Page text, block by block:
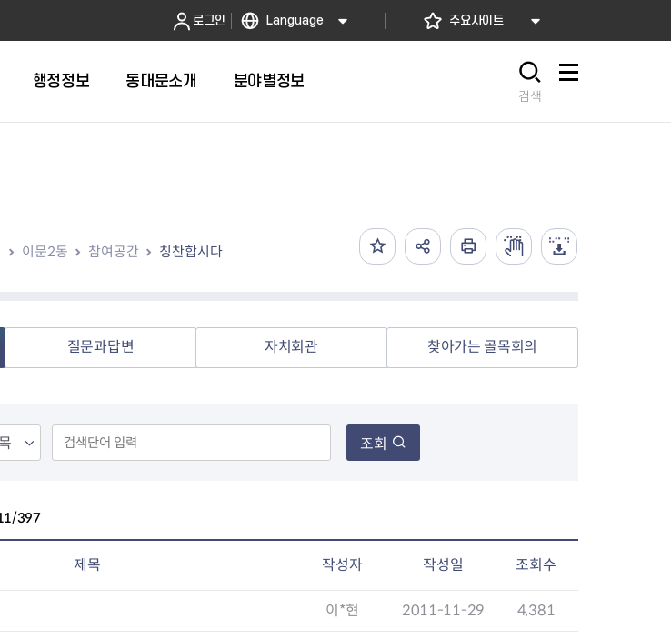
로그인 Language 주요사이트
폐기물신청
행정체험단 신청
민원통합상담창구
공유공간 대관 시설 안내
나눔의 장터마당
행정정보
정보 사전공표
문서 공개
무추진비 공개
집행내역 공개
재산 정보
운영 핵심지표
데이터개방
계약현황
행정규제개혁
행정처분
법률상담
동대문소개
안내
위원회
제기동
전농2동
휘경2동
공공기관
분야별정보
청년창업센터
링크
년정책 문자알림서비스
바우처사업
노인
장애인
DDM 청소년아지트
안전문화운동
우리 동네 안전지도
안전 체험·교육
재난유형별 주요정책사업
재난약자 행동요령
환경소식
지역경제소식
도시정비소식
검색
사이트맵
이문2동 참여공간 칭찬합시다
질문과답변 자치회관 찾아가는 골목회의
조회
397
제목 작성자 작성일 조회수
이*현 2011-11-29 4,381